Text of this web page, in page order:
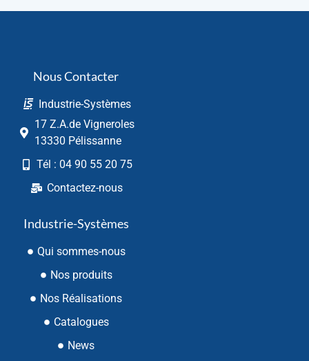
Nous Contacter
Industrie-Systèmes
17 Z.A.de Vigneroles
13330 Pélissanne
Tél : 04 90 55 20 75
Contactez-nous
Industrie-Systèmes
Qui sommes-nous
Nos produits
Nos Réalisations
Catalogues
News